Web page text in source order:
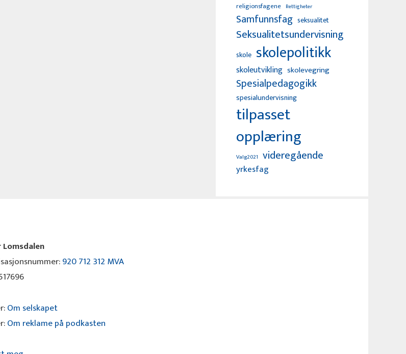
religionsfagene Rettigheter
Samfunnsfag seksualitet
Seksualitetsundervisning
skole skolepolitikk
skoleutvikling skolevegring
Spesialpedagogikk
spesialundervisning
tilpasset
opplæring
Valg2021 videregående
yrkesfag
920 712 312 MVA
Om selskapet
Om reklame på podkasten